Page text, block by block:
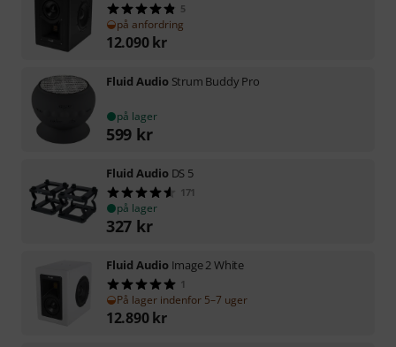
5
på anfordring
12.090 kr
Fluid Audio Strum Buddy Pro
på lager
599 kr
Fluid Audio DS 5
171
på lager
327 kr
Fluid Audio Image 2 White
1
På lager indenfor 5–7 uger
12.890 kr